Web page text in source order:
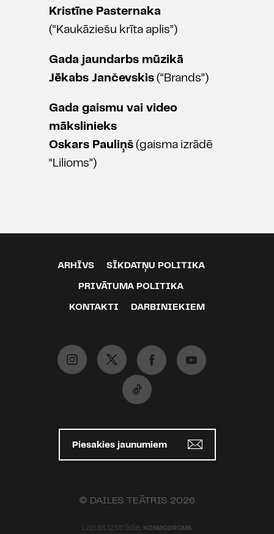
Kristīne Pasternaka
(“Kaukāziešu krīta aplis”)
Gada jaundarbs mūzikā
Jēkabs Jančevskis (“Brands”)
Gada gaismu vai video
mākslinieks
Oskars Pauliņš (gaisma izrādē
“Lilioms”)
ARHĪVS SĪKDATŅU POLITIKA
PRIVĀTUMA POLITIKA
KONTAKTI DARBINIEKIEM
Piesakies jaunumiem
© DAILES TEĀTRIS 2026
Lapas izstrāde: